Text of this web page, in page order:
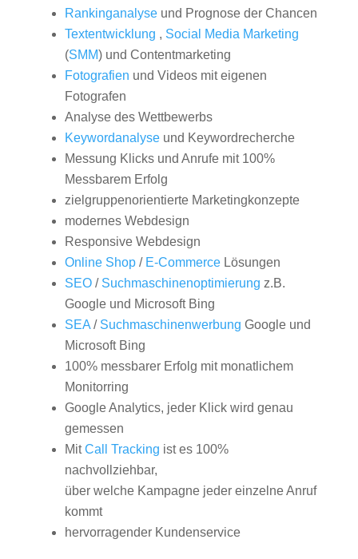
Rankinganalyseund Prognose der Chancen
Textentwicklung , Social Media Marketing
(SMM) und Contentmarketing
Fotografien und Videos mit eigenen
Fotografen
Analyse des Wettbewerbs
Keywordanalyseund Keywordrecherche
Messung Klicks und Anrufe mit 100%
Messbarem Erfolg
zielgruppenorientierte Marketingkonzepte
modernes Webdesign
Responsive Webdesign
Online Shop/ E-CommerceLösungen
SEO/ Suchmaschinenoptimierung z.B.
Google und Microsoft Bing
SEA/ Suchmaschinenwerbung Google und
Microsoft Bing
100% messbarer Erfolg mit monatlichem
Monitorring
Google Analytics, jeder Klick wird genau
gemessen
MitCall Tracking ist es 100%
nachvollziehbar,
über welche Kampagne jeder einzelne Anruf
kommt
hervorragender Kundenservice